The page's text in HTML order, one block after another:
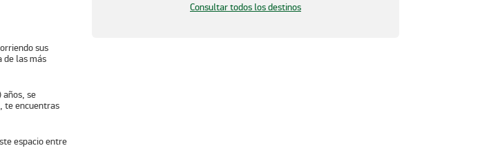
sus
de lasmás
años, se
te encuentras
espacio entre
Consultar todos los destinos